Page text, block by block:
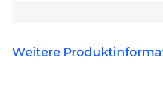
Weitere